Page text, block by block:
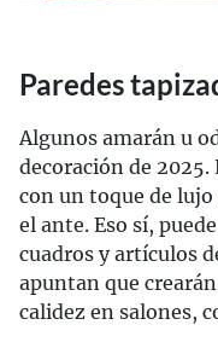
Paredes
Algunos amarán u
decoración de 2025.
con un toque de
el ante. Eso sí,
cuadros y artículos
apuntan que
calidez en salones,